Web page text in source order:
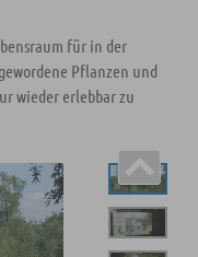
für in der
Pflanzen und
wieder erlebbar zu